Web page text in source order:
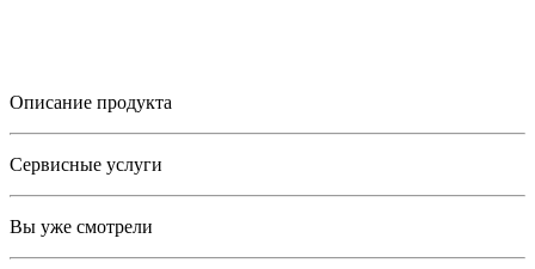
Описание продукта
Сервисные услуги
Вы уже смотрели